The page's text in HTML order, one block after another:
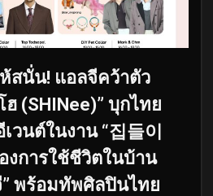
สนั่น! แอลจีคว้าตัว
(SHINee)” บุกไทย
นต์ในงาน “집들이
งการใช้ชีวิตในบ้าน
พร้อมทัพศิลปินไทย